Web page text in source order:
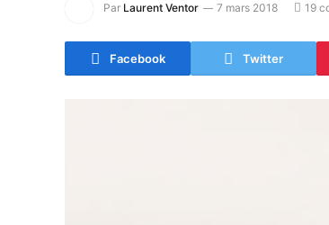
Par Laurent Ventor 7 mars 2018 19
Facebook Twitter